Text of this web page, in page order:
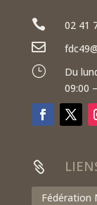
 02 41

}
Du
09:00

Fédération